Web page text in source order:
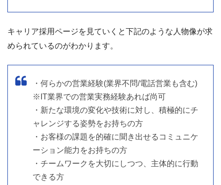
キャリア採用ページを見ていくと下記のような人物像が求
められているのがわかります。
・何らかの営業経験(業界不問/電話営業も含む)
※IT業界での営業実務経験あれば尚可
・新たな環境の変化や技術に対し、積極的にチ
ャレンジする姿勢をお持ちの方
・お客様の課題を的確に聞き出せるコミュニケ
ーション能力をお持ちの方
・チームワークを大切にしつつ、主体的に行動
できる方